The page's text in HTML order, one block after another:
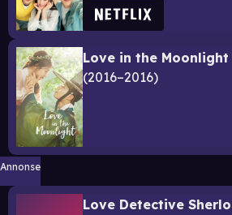
Love in the Moonlight
2016–2016
Annonse
Love Detective